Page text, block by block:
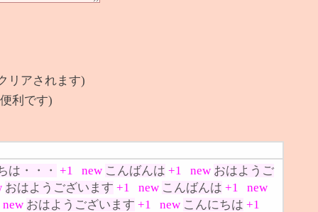
リアされます)
利です)
は・・・ +1 new こんばんは +1 new おはようご
おはようございます +1 new こんばんは +1
new
new おはようございます +1 new こんにちは +1